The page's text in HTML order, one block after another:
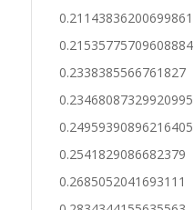
0.21143836200699861
0.21535775709608884
0.2338385566761827
0.23468087329920995
0.24959390896216405
0.2541829086682379
0.2685052041693111